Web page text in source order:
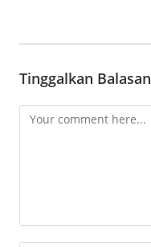
Tinggalkan Balasan